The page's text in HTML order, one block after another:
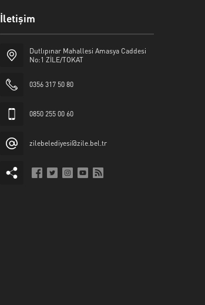
İletişim
Dutlıpınar Mahallesi Amasya Caddesi
No:1 ZİLE/TOKAT
0356 317 50 80
0850 255 00 60
zilebelediyesi@zile.bel.tr